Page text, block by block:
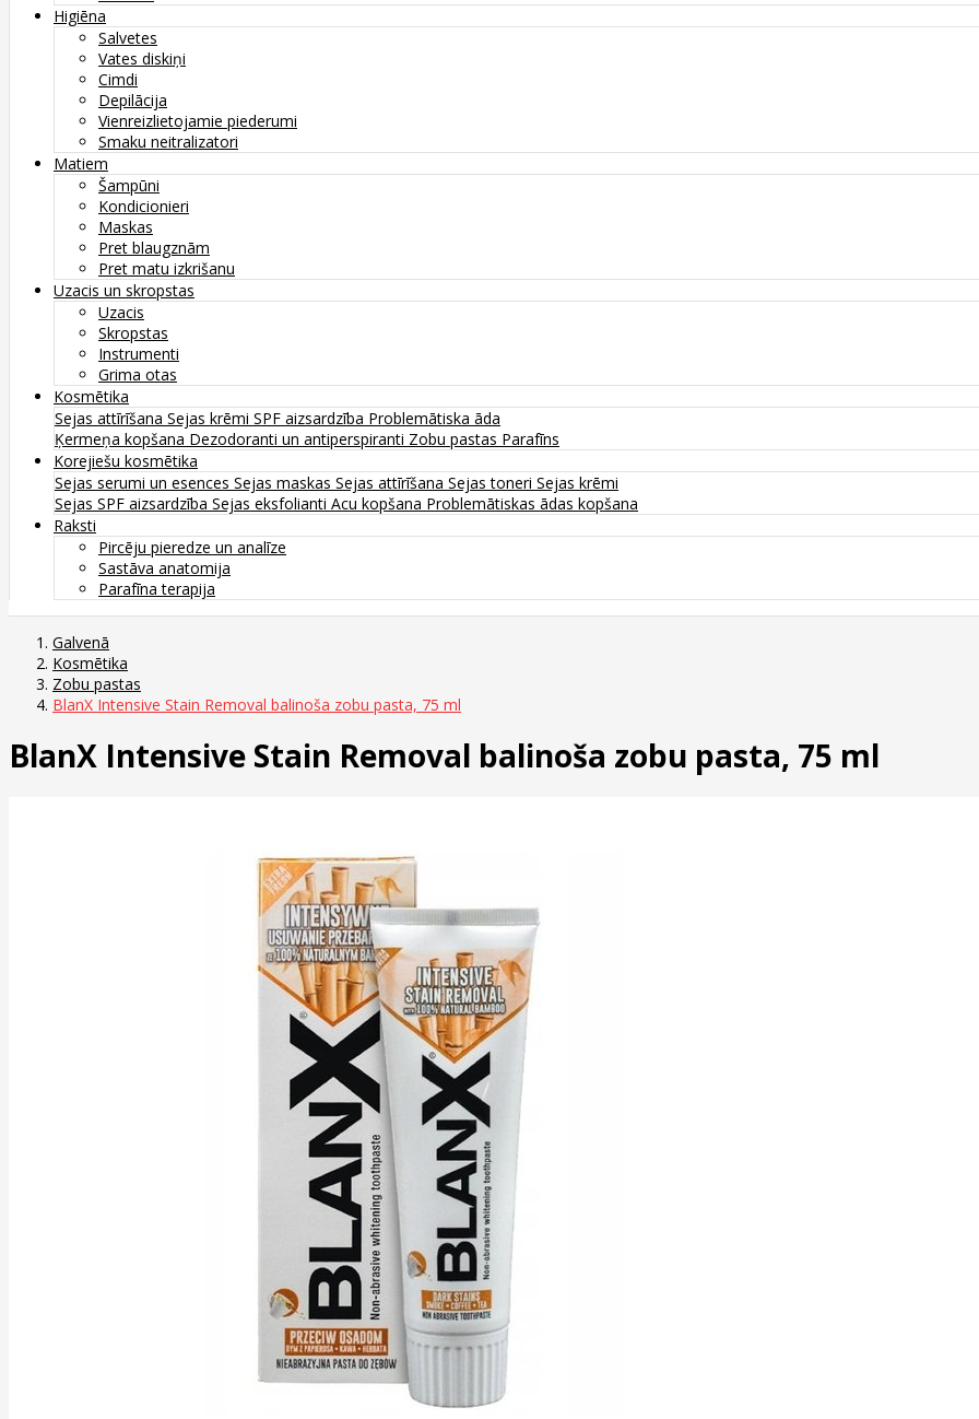
Higiēna
Salvetes
Vates diskiņi
Cimdi
Depilācija
Vienreizlietojamie piederumi
Smaku neitralizatori
Matiem
Šampūni
Kondicionieri
Maskas
Pret blaugznām
Pret matu izkrišanu
Uzacis un skropstas
Uzacis
Skropstas
Instrumenti
Grima otas
Kosmētika
Sejas attīrīšana Sejas krēmi SPF aizsardzība Problemātiska āda
Ķermeņa kopšana Dezodoranti un antiperspiranti Zobu pastas Parafīns
Korejiešu kosmētika
Sejas serumi un esences Sejas maskas Sejas attīrīšana Sejas toneri Sejas krēmi
Sejas SPF aizsardzība Sejas eksfolianti Acu kopšana Problemātiskas ādas kopšana
Raksti
Pircēju pieredze un analīze
Sastāva anatomija
Parafīna terapija
Galvenā
Kosmētika
Zobu pastas
BlanX Intensive Stain Removal balinoša zobu pasta, 75 ml
BlanX Intensive Stain Removal balinoša zobu pasta, 75 ml